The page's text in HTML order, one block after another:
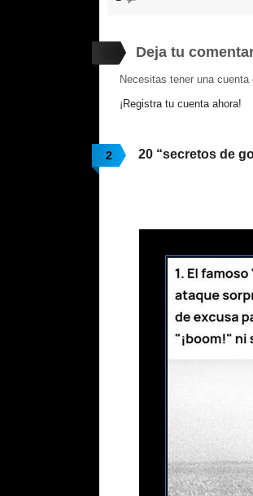
Deja tu
Necesitas tener una
¡Registra tu cuenta ahora!
2 20 “secretos de